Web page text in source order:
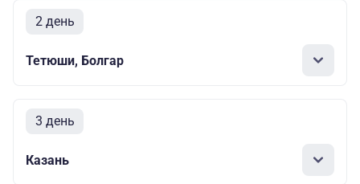
2 день
Тетюши, Болгар
3 день
Казань